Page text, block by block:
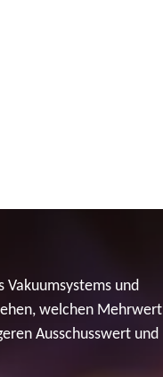
Vakuumsystems und
welchen Mehrwert
Ausschusswert und